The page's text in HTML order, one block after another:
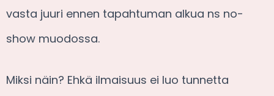
vasta juuri ennen tapahtuman alkua ns no-
show muodossa.
Miksi näin? Ehkä ilmaisuus ei luo tunnetta